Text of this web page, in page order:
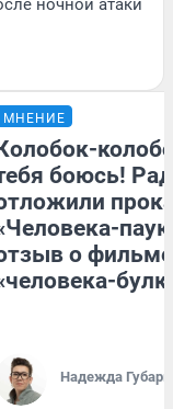
ночной атаки
МНЕНИЕ
боюсь!
о
Надежда Губарь